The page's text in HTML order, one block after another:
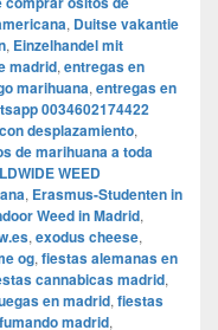
, Duitse vakantie
, Einzelhandel mit
madrid, entregas en
marihuana, entregas en
0034602174422
desplazamiento,
de marihuana a toda
WEED
, Erasmus-Studenten in
Weed in Madrid,
, exodus cheese,
og, fiestas alemanas en
cannabicas madrid,
en madrid, fiestas
madrid,